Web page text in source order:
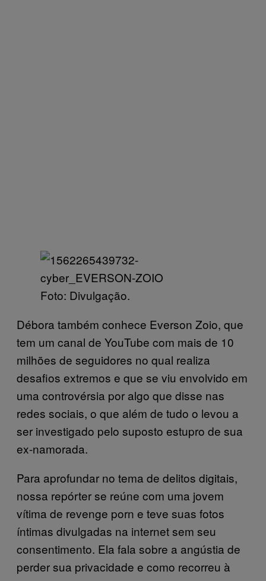
Foto: Divulgação.
Débora também conhece Everson Zoio, que
tem um canal de YouTube com mais de 10
milhões de seguidores no qual realiza
desafios extremos e que se viu envolvido em
uma controvérsia por algo que disse nas
redes sociais, o que além de tudo o levou a
ser investigado pelo suposto estupro de sua
ex-namorada.
Para aprofundar no tema de delitos digitais,
nossa repórter se reúne com uma jovem
vítima de revenge porn e teve suas fotos
íntimas divulgadas na internet sem seu
consentimento. Ela fala sobre a angústia de
perder sua privacidade e como recorreu à